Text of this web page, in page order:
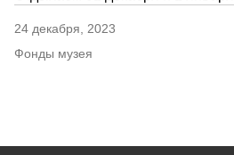
24 декабря, 2023
Фонды музея